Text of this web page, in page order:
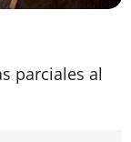
parciales al